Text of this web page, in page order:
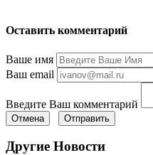
Оставить комментарий
Ваше имя
Ваш email
Введите Ваш комментарий
Отмена Отправить
Другие Новости